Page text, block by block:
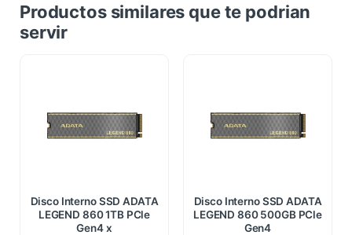
Productos similares que te podrian
servir
Disco Interno SSD ADATA
LEGEND 860 1TB PCle
Gen4 x
Disco Interno SSD ADATA
LEGEND 860 500GB PCle
Gen4